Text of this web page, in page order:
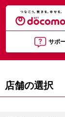
サポ
店舗の選択